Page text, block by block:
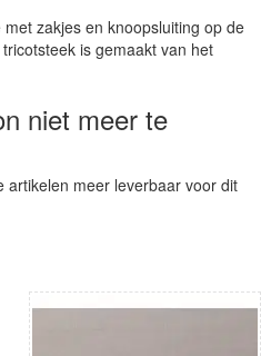
zakjes en knoopsluiting op de
is gemaakt van het
niet meer te
artikelen meer leverbaar voor dit